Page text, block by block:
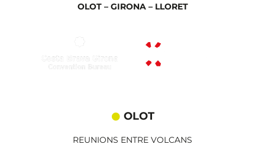
OLOT – GIRONA – LLORET
OLOT
REUNIONS ENTRE VOLCANS